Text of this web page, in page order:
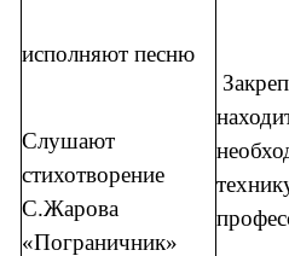
исполняют песню
Слушают
стихотворение
С.Жарова
«Пограничник»